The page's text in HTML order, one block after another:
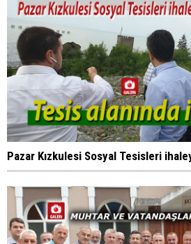
Pazar Kızkulesi Sosyal Tesisleri